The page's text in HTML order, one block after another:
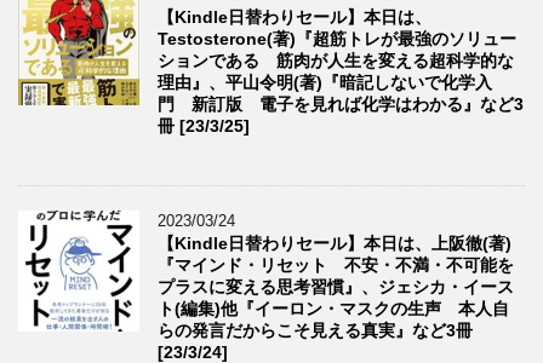
【Kindle日替わりセール】本日は、
Testosterone(著)『超筋トレが最強のソリュー
ションである 筋肉が人生を変える超科学的な
理由』、平山令明(著)『暗記しないで化学入
門 新訂版 電子を見れば化学はわかる』など3
冊 [23/3/25]
2023/03/24
【Kindle日替わりセール】本日は、上阪徹(著)
『マインド・リセット 不安・不満・不可能を
プラスに変える思考習慣』、ジェシカ・イース
ト(編集)他『イーロン・マスクの生声 本人自
らの発言だからこそ見える真実』など3冊
[23/3/24]